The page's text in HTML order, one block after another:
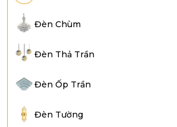
Đèn Chùm
Đèn Thả Trần
Đèn Ốp Trần
Đèn Tường